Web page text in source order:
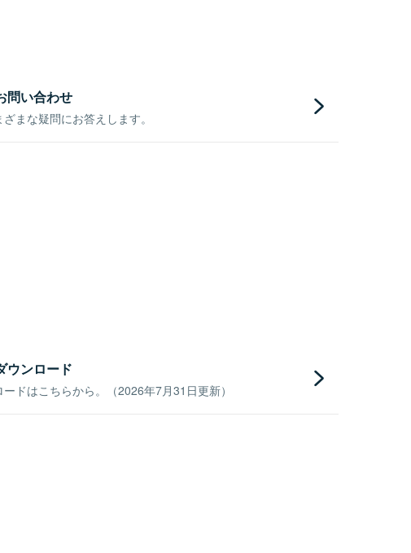
問い合わせ
まな疑問にお答えします。
ウンロード
ドはこちらから。（2026年7月31日更新）